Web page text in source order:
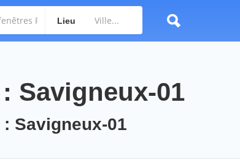
Lieu
Savigneux-01
Savigneux-01